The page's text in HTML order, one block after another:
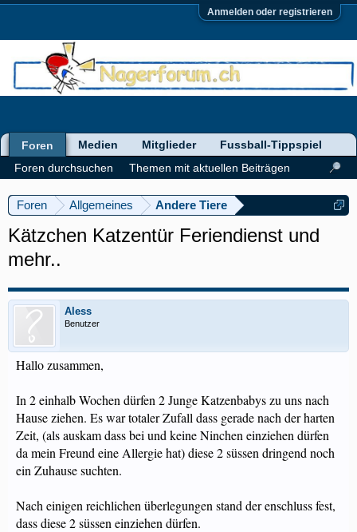
Anmelden oder registrieren
Foren Allgemeines Andere Tiere
Kätzchen Katzentür Feriendienst und
mehr..
Aless
Benutzer
Hallo zusammen,
In 2 einhalb Wochen dürfen 2 Junge Katzenbabys zu uns nach
Hause ziehen. Es war totaler Zufall dass gerade nach der harten
Zeit, (als auskam dass bei und keine Ninchen einziehen dürfen
da mein Freund eine Allergie hat) diese 2 süssen dringend noch
ein Zuhause suchten.
Nach einigen reichlichen überlegungen stand der enschluss fest,
dass diese 2 süssen einziehen dürfen.
Foren
Foren durchsuchen
Themen mit aktuellen Beiträgen
Medien Mitglieder Fussball-Tippspiel